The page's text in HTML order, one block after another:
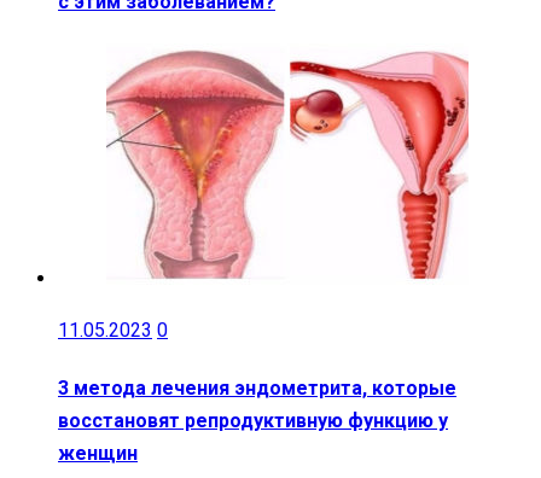
11.05.2023 0
3 метода лечения эндометрита, которые
восстановят репродуктивную функцию у
женщин